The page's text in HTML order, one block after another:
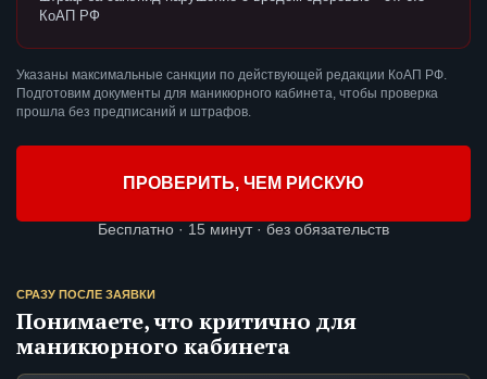
КоАП РФ
Указаны максимальные санкции по действующей редакции КоАП РФ.
Подготовим документы для маникюрного кабинета, чтобы проверка
прошла без предписаний и штрафов.
ПРОВЕРИТЬ, ЧЕМ РИСКУЮ
Бесплатно · 15 минут · без обязательств
СРАЗУ ПОСЛЕ ЗАЯВКИ
Понимаете, что критично для
маникюрного кабинета